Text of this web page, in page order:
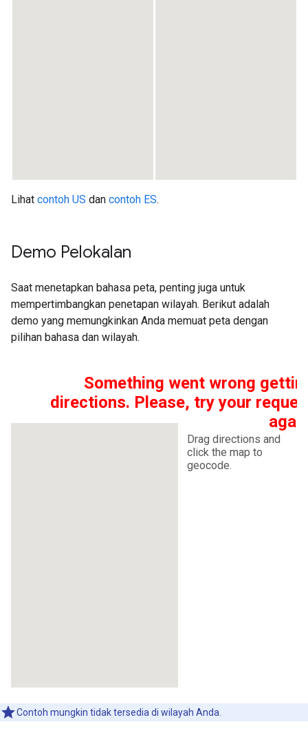
Lihat contoh US dan contoh ES.
Demo Pelokalan
Saat menetapkan bahasa peta, penting juga untuk
mempertimbangkan penetapan wilayah. Berikut adalah
demo yang memungkinkan Anda memuat peta dengan
pilihan bahasa dan wilayah.
Contoh mungkin tidak tersedia di wilayah Anda.